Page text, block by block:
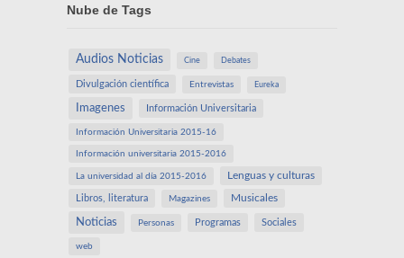
Nube de Tags
Audios Noticias Cine Debates
Divulgación científica Entrevistas Eureka
Imagenes Información Universitaria
Información Universitaria 2015-16
Información universitaria 2015-2016
La universidad al día 2015-2016 Lenguas y culturas
Libros, literatura Magazines Musicales
Noticias Personas Programas Sociales
web